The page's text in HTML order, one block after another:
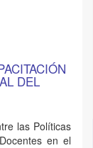
DEL
las Políticas
en el